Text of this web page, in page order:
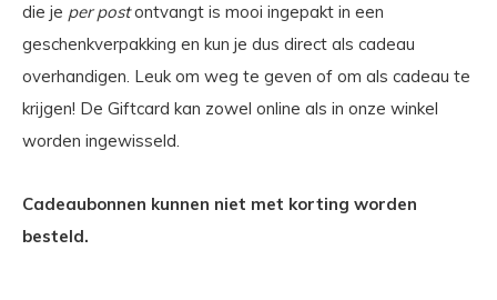
die je per postontvangt is mooi ingepakt in een
geschenkverpakking en kun je dus direct als cadeau
overhandigen. Leuk om weg te geven of om als cadeau te
krijgen! De Giftcard kan zowel online als in onze winkel
worden ingewisseld.
Cadeaubonnen kunnen niet met korting worden
besteld.